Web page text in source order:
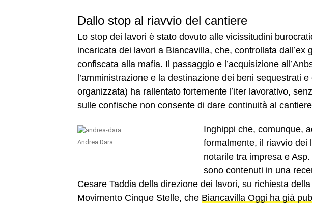
Dallo stop al riavvio del cantiere
Lo stop dei lavori è stato dovuto alle vicissitudini
incaricata dei lavori a Biancavilla, che, controllata dall’ex
confiscata alla mafia. Il passaggio e l’acquisizione
l’amministrazione e la destinazione dei beni sequestrati
organizzata) ha rallentato fortemente l’iter lavorativo,
sulle confische non consente di dare continuità al
Andrea Dara
Inghippi che, comunque,
formalmente, il riavvio dei
notarile tra impresa e
sono contenuti in una
Cesare Taddia della direzione dei lavori, su richiesta
Movimento Cinque Stelle, che Biancavilla Oggi ha già